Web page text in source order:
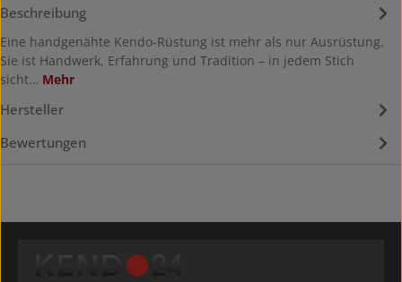
Beschreibung
Eine handgenähte Kendo-Rüstung ist mehr als nur Ausrüstung.
Sie ist Handwerk, Erfahrung und Tradition – in jedem Stich
sicht… Mehr
Hersteller
Bewertungen